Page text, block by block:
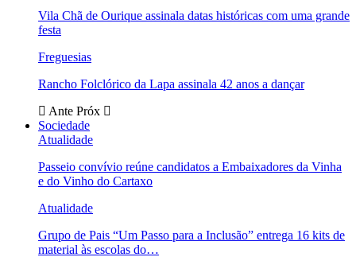
Vila Chã de Ourique assinala datas históricas com uma grande
festa
Freguesias
Rancho Folclórico da Lapa assinala 42 anos a dançar
Ante Próx
Sociedade
Atualidade
Passeio convívio reúne candidatos a Embaixadores da Vinha
e do Vinho do Cartaxo
Atualidade
Grupo de Pais “Um Passo para a Inclusão” entrega 16 kits de
material às escolas do…